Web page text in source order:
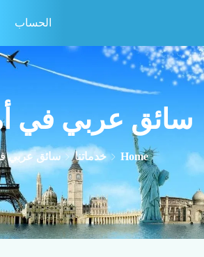
الحساب
سائق عربي في
Home خدماتنا سائق عربي